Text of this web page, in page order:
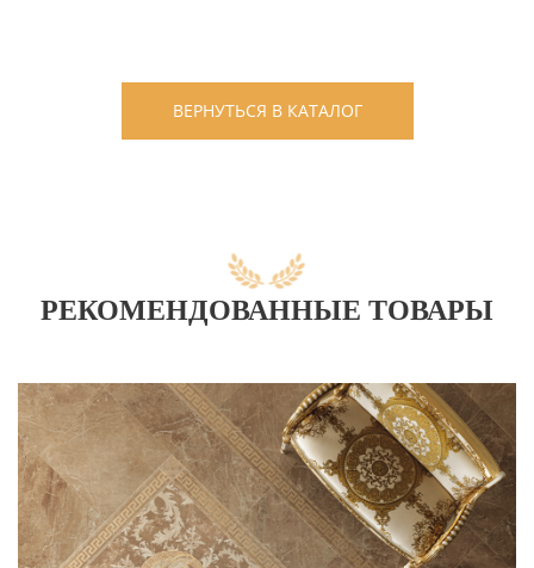
ВЕРНУТЬСЯ В КАТАЛОГ
РЕКОМЕНДОВАННЫЕ ТОВАРЫ